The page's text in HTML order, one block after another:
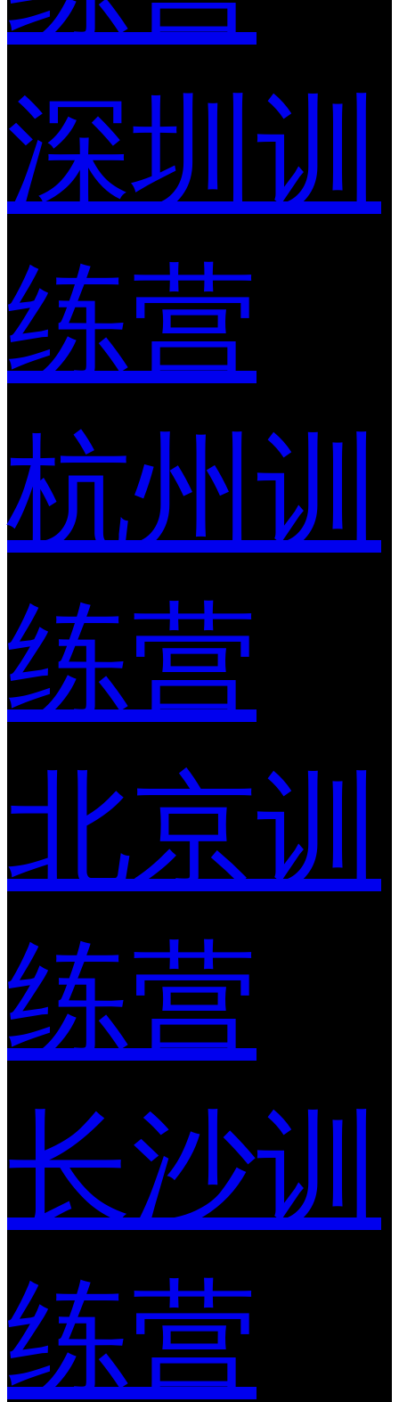
深圳训
练营
杭州训
练营
北京训
练营
长沙训
练营